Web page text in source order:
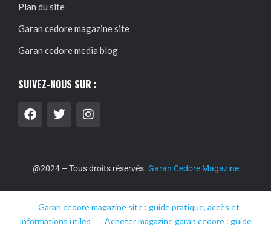
Plan du site
Garan cedore magazine site
Garan cedore media blog
SUIVEZ-NOUS SUR :
@2024 – Tous droits réservés. Garan Cedore Magazine
Garan cedore magazine site : guide pratique, accès et
informations utiles
Acheter magazine garan cedore : guide